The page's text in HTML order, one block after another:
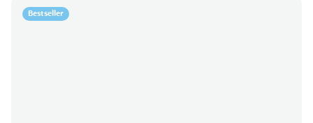
Bestseller